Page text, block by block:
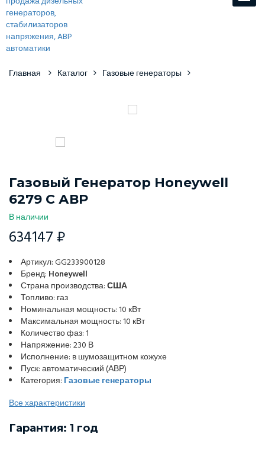
Главная Каталог Газовые генераторы
Газовый Генератор Honeywell
6279 С АВР
В наличии
634147 ₽
Артикул: GG233900128
Бренд: Honeywell
Страна производства:США
Топливо: газ
Номинальная мощность: 10 кВт
Максимальная мощность: 10 кВт
Количество фаз: 1
Напряжение: 230 В
Исполнение: в шумозащитном кожухе
Пуск: автоматический (АВР)
Категория: Газовые генераторы
Все характеристики
Гарантия: 1 год